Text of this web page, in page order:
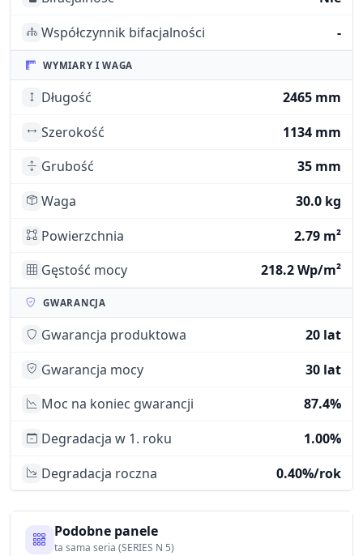
Współczynnik bifacjalności
-
WYMIARY I WAGA
Długość
2465 mm
Szerokość
1134 mm
Grubość
35 mm
Waga
30.0 kg
Powierzchnia
2.79 m²
Gęstość mocy
218.2 Wp/m²
GWARANCJA
Gwarancja produktowa
20 lat
Gwarancja mocy
30 lat
Moc na koniec gwarancji
87.4%
Degradacja w 1. roku
1.00%
Degradacja roczna
0.40%/rok
Podobne panele
ta sama seria (SERIES N 5)